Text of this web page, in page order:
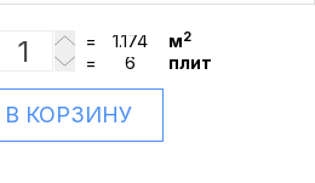
= м2
= плит
В КОРЗИНУ